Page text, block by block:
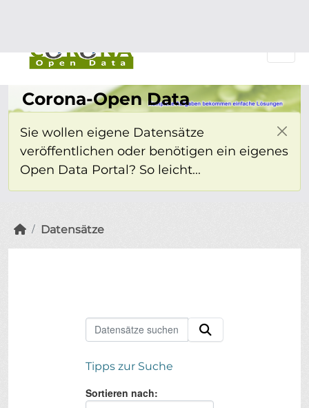
Corona-Open Data
Sie wollen eigene Datensätze
veröffentlichen oder benötigen ein eigenes
Open Data Portal? So leicht...
Datensätze
Tipps zur Suche
Sortieren nach